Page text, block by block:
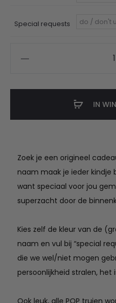
Zoek je een origineel
naam maak je ieder kindje
want speciaal voor jou
superzacht door de
Kies zelf de kleur van de
naam en vul bij “special
die we wel/niet mogen
persoonlijkheid stralen, het
Ook leuk, alle POP truien
Special requests
aantal
IN